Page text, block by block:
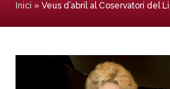
Inici »Veus d’abril al Coservatori del